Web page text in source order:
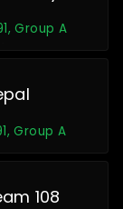
Group A
Group A
108